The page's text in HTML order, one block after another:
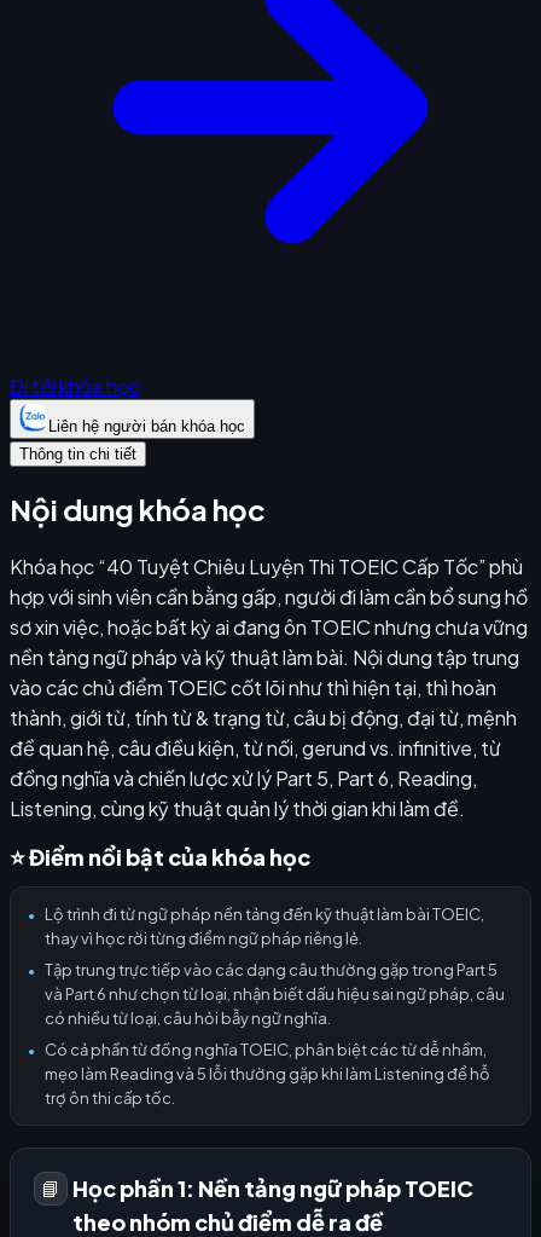
Đi tới khóa học
Liên hệ người bán khóa học
Thông tin chi tiết
Nội dung khóa học
Khóa học “40 Tuyệt Chiêu Luyện Thi TOEIC Cấp Tốc” phù
hợp với sinh viên cần bằng gấp, người đi làm cần bổ sung hồ
sơ xin việc, hoặc bất kỳ ai đang ôn TOEIC nhưng chưa vững
nền tảng ngữ pháp và kỹ thuật làm bài. Nội dung tập trung
vào các chủ điểm TOEIC cốt lõi như thì hiện tại, thì hoàn
thành, giới từ, tính từ & trạng từ, câu bị động, đại từ, mệnh
đề quan hệ, câu điều kiện, từ nối, gerund vs. infinitive, từ
đồng nghĩa và chiến lược xử lý Part 5, Part 6, Reading,
Listening, cùng kỹ thuật quản lý thời gian khi làm đề.
⭐ Điểm nổi bật của khóa học
●
Lộ trình đi từ ngữ pháp nền tảng đến kỹ thuật làm bài TOEIC,
thay vì học rời từng điểm ngữ pháp riêng lẻ.
●
Tập trung trực tiếp vào các dạng câu thường gặp trong Part 5
và Part 6 như chọn từ loại, nhận biết dấu hiệu sai ngữ pháp, câu
có nhiều từ loại, câu hỏi bẫy ngữ nghĩa.
●
Có cả phần từ đồng nghĩa TOEIC, phân biệt các từ dễ nhầm,
mẹo làm Reading và 5 lỗi thường gặp khi làm Listening để hỗ
trợ ôn thi cấp tốc.
📘
Học phần 1: Nền tảng ngữ pháp TOEIC
theo nhóm chủ điểm dễ ra đề